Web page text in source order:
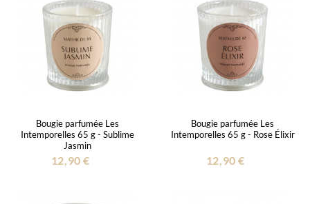
Bougie parfumée Les
Intemporelles 65 g - Sublime
Jasmin
12,90 €
Bougie parfumée Les
Intemporelles 65 g - Rose Élixir
12,90 €